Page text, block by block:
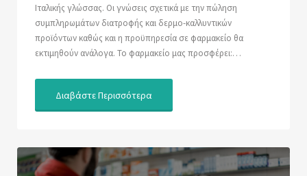
Ιταλικής γλώσσας. Οι γνώσεις σχετικά με την πώληση
συμπληρωμάτων διατροφής και δερμο-καλλυντικών
προϊόντων καθώς και η προϋπηρεσία σε φαρμακείο θα
εκτιμηθούν ανάλογα. Το φαρμακείο μας προσφέρει:…
Διαβάστε Περισσότερα